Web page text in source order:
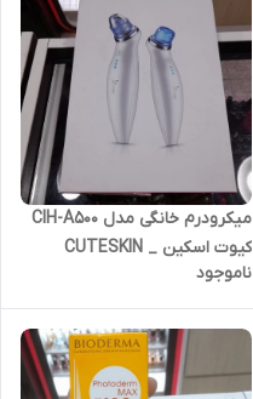
میکرودرم خانگی مدل CIH-A500
کیوت اسکین _ CUTESKIN
ناموجود